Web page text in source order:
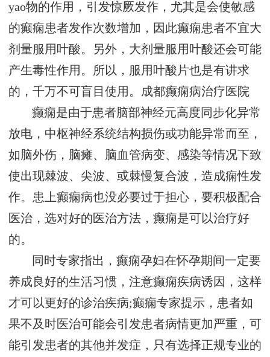
yao物的作用，引发惊厥发作，尤其是会使敏感
的癫痫患者发作次数增加，因此癫痫患者不宜大
剂量服用叶酸。另外，大剂量服用叶酸还会可能
产生毒性作用。所以，服用叶酸片也是有讲求
的，千万不可盲目使用。 成都癫痫病治疗医院
癫痫是由于患者脑部神经元高度同步化异常
放电，中枢神经系统结构损伤或功能异常而至，
如脑外伤，脑瘫、脑血管病变、感染等情况下致
使出现棘波、尖波、或棘慢复合波，造成痫性发
作。患上癫痫病也没必要过于担心，要积极配合
医治，选对好的医治方法，癫痫是可以治疗好
的。
同时专家指出，癫痫孕妇在怀孕期间一定要
养成良好的生活习惯，注意癫痫疾病诱因，这样
才可以更好的诊治疾病;癫痫专家提示，患者如
果不及时医治可能会引发患者病情更加严重，可
能引发患者的其他并发症，只有选择正规专业的